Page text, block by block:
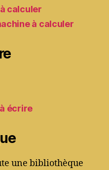
calculer
à calculer
écrire
une bibliothèque